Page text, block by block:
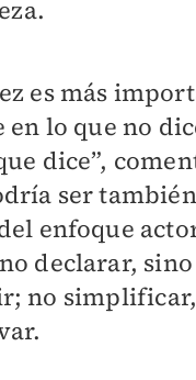
es más
lo que no
dice”,
ser
enfoque
declarar, sino
no